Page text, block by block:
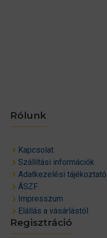
Rólunk
Kapcsolat
Szállítási információk
Adatkezelési tájékoztató
ÁSZF
Impresszum
Elállás a vásárlástól
Regisztráció